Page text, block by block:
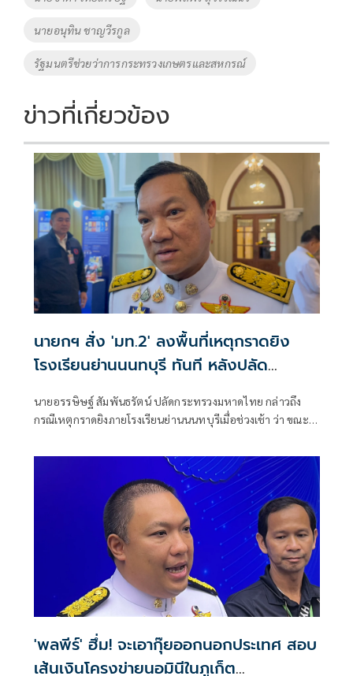
นายอนุทิน ชาญวีรกูล
รัฐมนตรีช่วยว่าการกระทรวงเกษตรและสหกรณ์
ข่าวที่เกี่ยวข้อง
นายกฯ สั่ง 'มท.2' ลงพื้นที่เหตุกราดยิง
โรงเรียนย่านนนทบุรี ทันที หลังปลัด
นายอรรษิษฐ์ สัมพันธรัตน์ ปลัดกระทรวงมหาดไทย กล่าวถึง
กรณีเหตุกราดยิงภายโรงเรียนย่านนนทบุรีเมื่อช่วงเช้า ว่า ขณะนี้
ได้รับรายงานว่าเป็นนักเรียนใช้อาวุธปืนก่อเหตุยิงครู
'พลพีร์' ฮึ่ม! จะเอากุ๊ยออกนอกประเทศ สอบ
เส้นเงินโครงข่ายนอมินีในภูเก็ต